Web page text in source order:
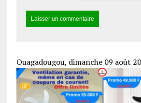
Ouagadougou, dimanche 09 août